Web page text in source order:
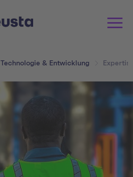
Technologie & Entwicklung